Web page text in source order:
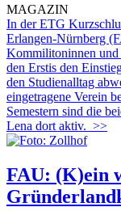
MAGAZIN
In der ETG
Erlangen-Nürnberg
Kommilitoninnen und
den Erstis den
den Studienalltag
eingetragene Verein
Semestern sind die
Lena dort aktiv. >>
FAU: (K)ein